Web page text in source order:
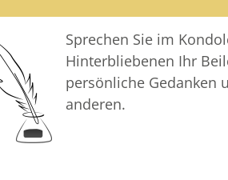
Sprechen Sie im
Hinterbliebenen Ihr
persönliche Gedanken
anderen.